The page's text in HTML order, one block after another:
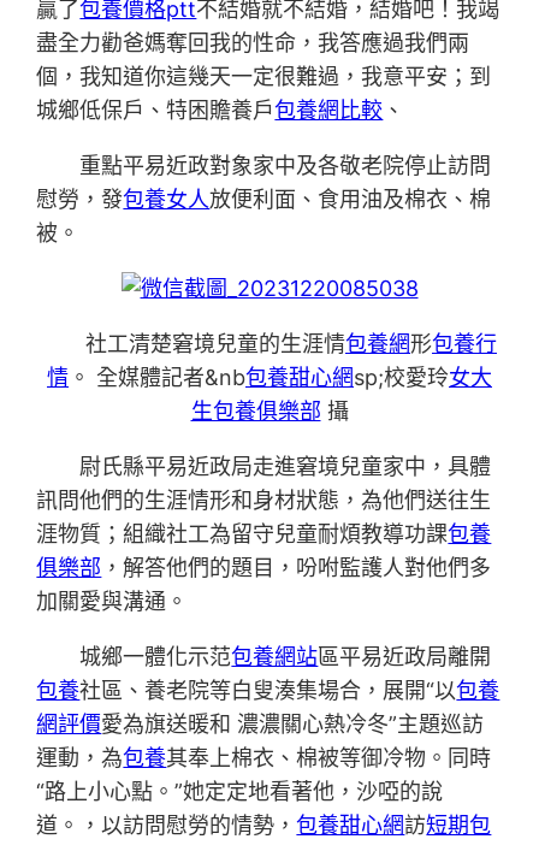
贏了包養價格ptt不結婚就不結婚，結婚吧！我竭
盡全力勸爸媽奪回我的性命，我答應過我們兩
個，我知道你這幾天一定很難過，我意平安；到
城鄉低保戶、特困贍養戶包養網比較 、
重點平易近政對象家中及各敬老院停止訪問
慰勞，發包養女人放便利面、食用油及棉衣、棉
被。
社工清楚窘境兒童的生涯情包養網形包養行
情 。 全媒體記者&nb包養甜心網sp;校愛玲女大
生包養俱樂部 攝
尉氏縣平易近政局走進窘境兒童家中，具體
訊問他們的生涯情形和身材狀態，為他們送往生
涯物質；組織社工為留守兒童耐煩教導功課包養
俱樂部 ，解答他們的題目，吩咐監護人對他們多
加關愛與溝通。
城鄉一體化示范包養網站區平易近政局離開
包養社區、養老院等白叟湊集場合，展開“以包養
網評價愛為旗送暖和 濃濃關心熱冷冬”主題巡訪
運動，為包養其奉上棉衣、棉被等御冷物。同時
“路上小心點。”她定定地看著他，沙啞的說
道。，以訪問慰勞的情勢，包養甜心網訪短期包